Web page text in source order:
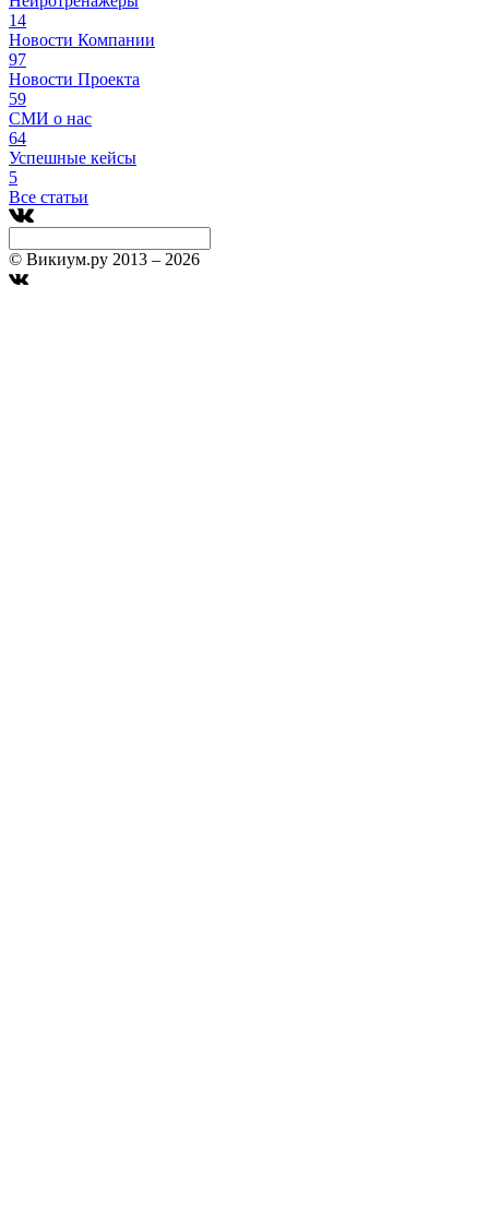
14
Новости Компании
97
Новости Проекта
59
СМИ о нас
64
Успешные кейсы
5
Все статьи
© Викиум.ру 2013 – 2026